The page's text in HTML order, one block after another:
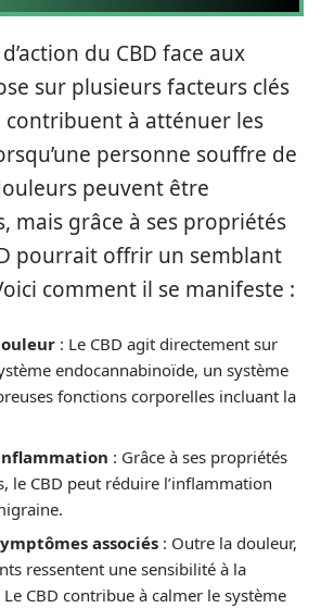
du CBD face aux
sur plusieurs facteurs clés
contribuent à atténuer les
personne souffre de
peuvent être
mais grâce à ses propriétés
pourrait offrir un semblant
comment il se manifeste :
: Le CBD agit directement sur
endocannabinoïde, un système
fonctions corporelles incluant la
: Grâce à ses propriétés
le CBD peut réduire l’inflammation
associés : Outre la douleur,
ressentent une sensibilité à la
CBD contribue à calmer le système